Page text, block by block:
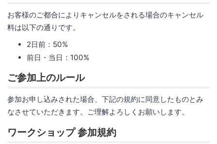
お客様のご都合によりキャンセルをされる場合のキャンセル
料は以下の通りです。
2日前：50%
前日・当日：100%
ご参加上のルール
参加お申し込みされた場合、下記の規約に同意したものとみ
なさせていただきます。ご理解よろしくお願いします。
ワークショップ 参加規約